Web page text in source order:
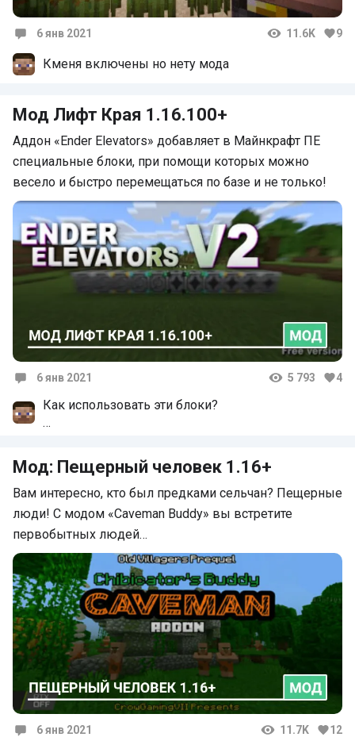
6 янв 2021 11.6K 9
Кменя включены но нету мода
Мод Лифт Края 1.16.100+
Аддон «Ender Elevators» добавляет в Майнкрафт ПЕ
специальные блоки, при помощи которых можно
весело и быстро перемещаться по базе и не только!
6 янв 2021 5 793 4
Как использовать эти блоки?
телепортировать на второй в том случае, если
второй расположен ровно над первым или под
ним. Чтобы телепортироваться на верхний
ендерпортер, нужно встать на нижний и прыгнуть.
Чтобы телепортироваться на нижний
эндерпортер, нужно встать на верхний, присесть
и тапнуть по ендерпортеру, на котором стоишь
Мод: Пещерный человек 1.16+
Вам интересно, кто был предками сельчан? Пещерные
люди! С модом «Caveman Buddy» вы встретите
первобытных людей…
6 янв 2021 11.7K 12